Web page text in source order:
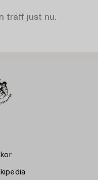
träff just nu.